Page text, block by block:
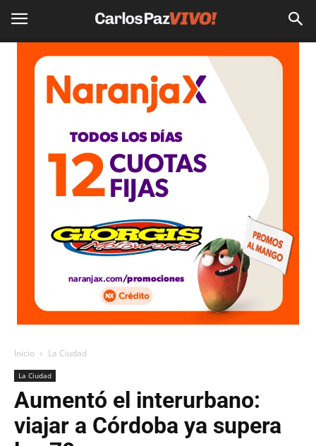
Inicio La Ciudad
La Ciudad
Aumentó el interurbano:
viajar a Córdoba ya supera